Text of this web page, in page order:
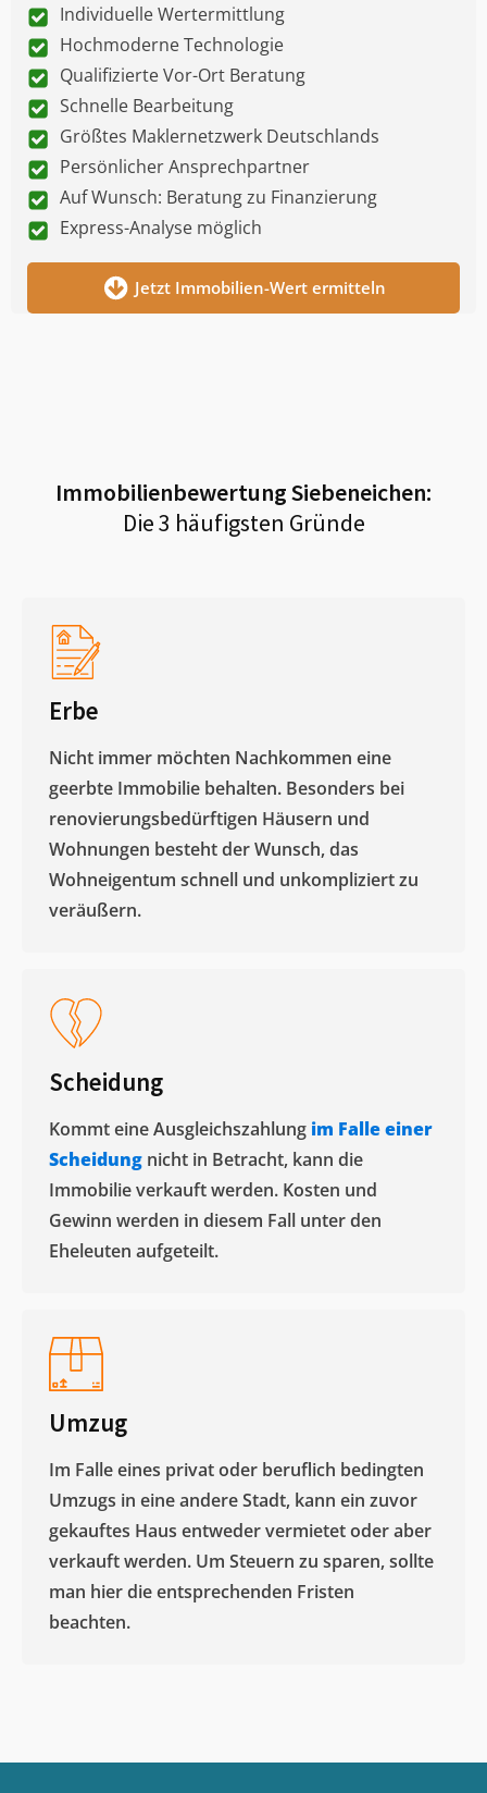
Individuelle Wertermittlung
Hochmoderne Technologie
Qualifizierte Vor-Ort Beratung
Schnelle Bearbeitung
Größtes Maklernetzwerk Deutschlands
Persönlicher Ansprechpartner
Auf Wunsch: Beratung zu Finanzierung
Express-Analyse möglich
Jetzt Immobilien-Wert ermitteln
ImmobilienbewertungSiebeneichen:
Die 3 häufigsten Gründe
Erbe
Nicht immer möchten Nachkommen eine
geerbte Immobilie behalten. Besonders bei
renovierungsbedürftigen Häusern und
Wohnungen besteht der Wunsch, das
Wohneigentum schnell und unkompliziert zu
veräußern. ​
Scheidung
Kommt eine Ausgleichszahlung im Falle einer
Scheidung nicht in Betracht, kann die
Immobilie verkauft werden. Kosten und
Gewinn werden in diesem Fall unter den
Eheleuten aufgeteilt.​
Umzug
Im Falle eines privat oder beruflich bedingten
Umzugs in eine andere Stadt, kann ein zuvor
gekauftes Haus entweder vermietet oder aber
verkauft werden. Um Steuern zu sparen, sollte
man hier die entsprechenden Fristen
beachten.